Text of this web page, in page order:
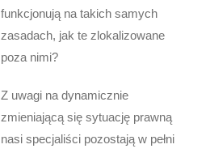
funkcjonują na takich samych
zasadach, jak te zlokalizowane
poza nimi?
Z uwagi na dynamicznie
zmieniającą się sytuację prawną
nasi specjaliści pozostają w pełni